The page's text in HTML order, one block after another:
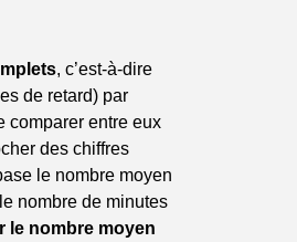
, c’est-à-dire
de retard) par
comparer entre eux
des chiffres
le nombre moyen
nombre de minutes
le nombre moyen